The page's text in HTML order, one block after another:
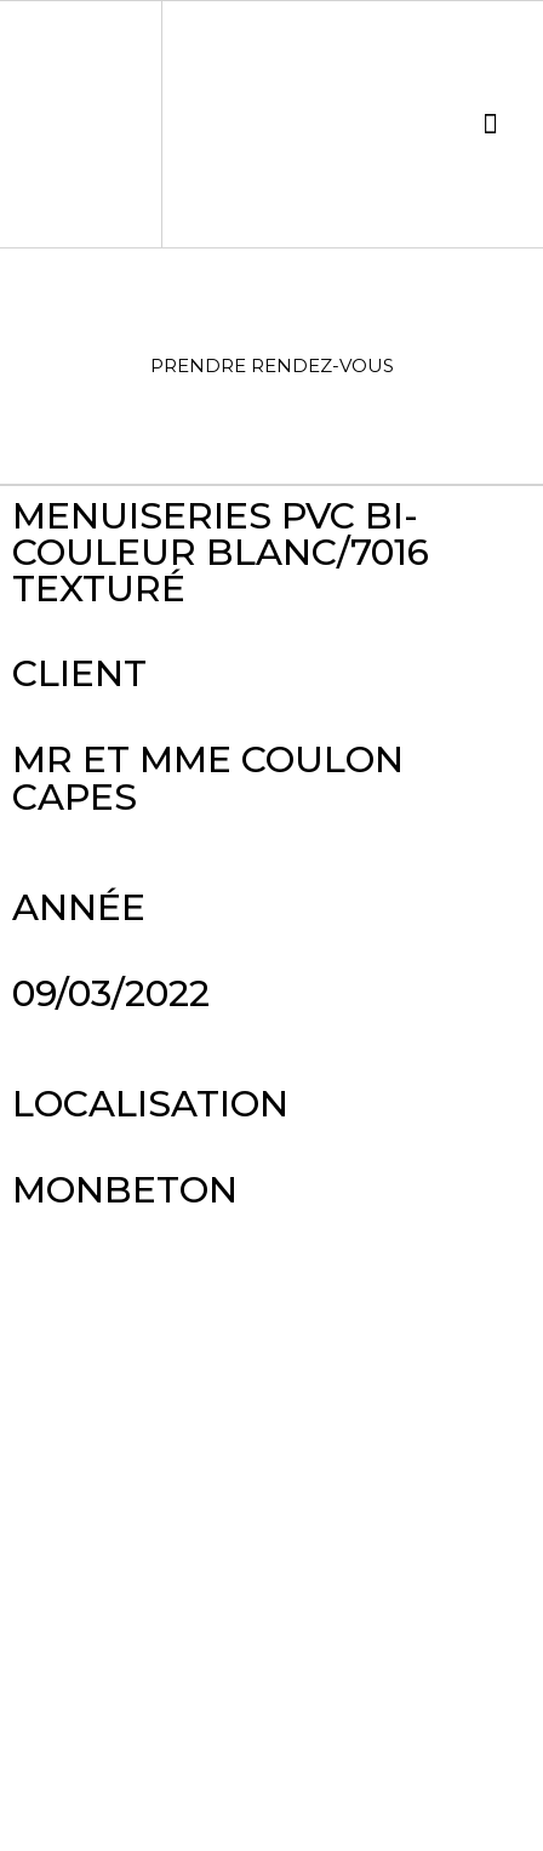
PRENDRE RENDEZ-VOUS
MENUISERIES PVC BI-
COULEUR BLANC/7016
TEXTURÉ
CLIENT
MR ET MME COULON
CAPES
ANNÉE
09/03/2022
LOCALISATION
MONBETON